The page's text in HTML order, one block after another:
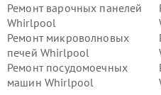
Ремонт варочных панелей
Whirlpool
Ремонт микроволновых
печей Whirlpool
Ремонт посудомоечных
машин Whirlpool